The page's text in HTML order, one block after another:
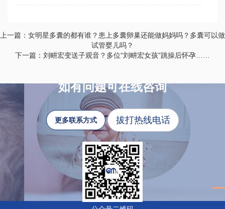
上一篇：女明星多囊的都有谁？患上多囊卵巢还能做妈妈吗？多囊可以做
试管婴儿吗？
下一篇：刘畊宏变送子观音？多位“刘畊宏女孩”跳操后怀孕……
如有问题可在线咨询
更多联系方式 拔打热线电话